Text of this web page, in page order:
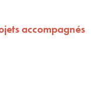
accompagnés